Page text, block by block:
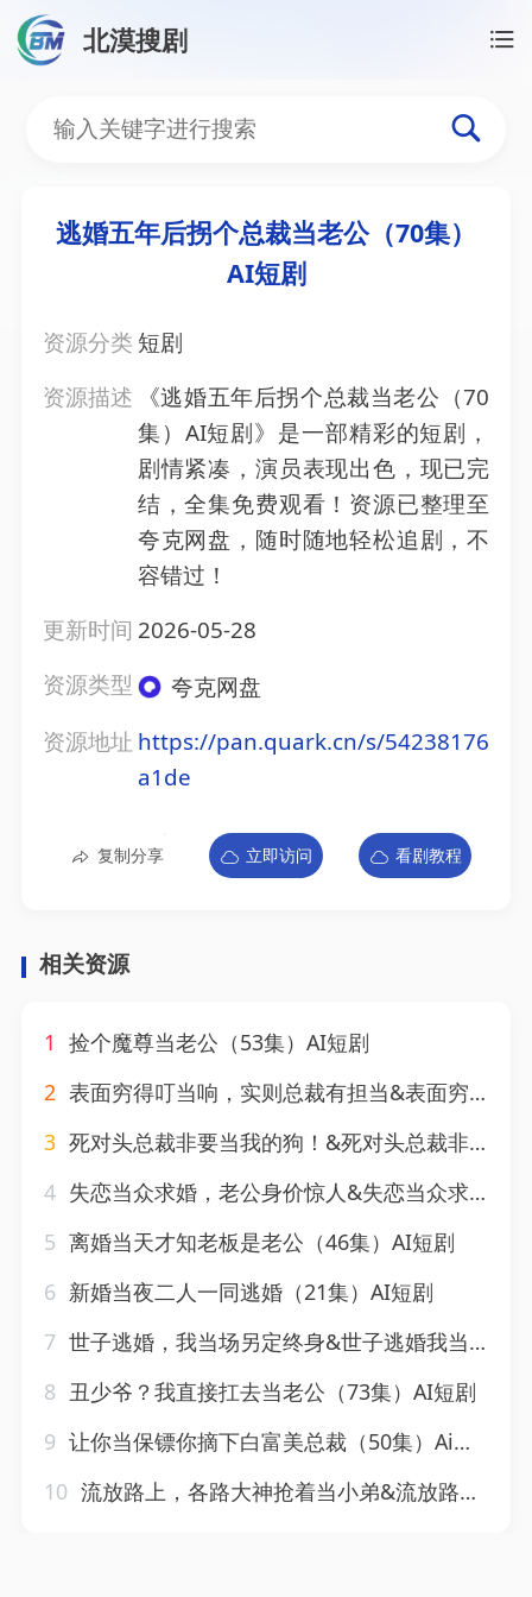
北漠搜剧
逃婚五年后拐个总裁当老
逃婚五年后拐个总裁当老公（70集）
AI短剧
资源分类 短剧
资源描述
《逃婚五年后拐个总裁当老公（70
集）AI短剧》是一部精彩的短剧，
剧情紧凑，演员表现出色，现已完
结，全集免费观看！资源已整理至
夸克网盘，随时随地轻松追剧，不
容错过！
更新时间 2026-05-28
资源类型
夸克网盘
资源地址 https://pan.quark.cn/s/54238176
a1de
复制分享 立即访问 看剧教程
相关资源
1 捡个魔尊当老公（53集）AI短剧
2 表面穷得叮当响，实则总裁有担当&表面穷得叮当响实则总裁有担当（40集）AI短剧
3 死对头总裁非要当我的狗！&死对头总裁非要当我的狗（59集）AI短剧
4 失恋当众求婚，老公身价惊人&失恋当众求婚老公身价惊人（83集）AI短剧
5 离婚当天才知老板是老公（46集）AI短剧
6 新婚当夜二人一同逃婚（21集）AI短剧
7 世子逃婚，我当场另定终身&世子逃婚我当场另定终身（60集）AI短剧
8 丑少爷？我直接扛去当老公（73集）AI短剧
9 让你当保镖你摘下白富美总裁（50集）Ai短剧
10 流放路上，各路大神抢着当小弟&流放路上各路大神抢着当小弟（52集）AI短剧